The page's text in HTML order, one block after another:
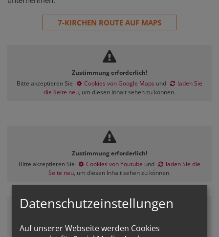
7-KIRCHEN ROUTE AUF MAPS
Zustimmung erforderlich!
Bitte akzeptieren Sie
Cookies von Google Maps und
laden Sie
die Seite neu, um diesen Inhalt sehen zu können.
Zustimmung erforderlich!
Bitte akzeptieren Sie
Cookies von Youtube und
laden Sie die
Seite neu, um diesen Inhalt sehen zu können.
Zustimmung erforderlich!
Bitte akzeptieren Sie
Cookies von Youtube
Datenschutzeinstellungen
Auf unserer Webseite werden Cookies